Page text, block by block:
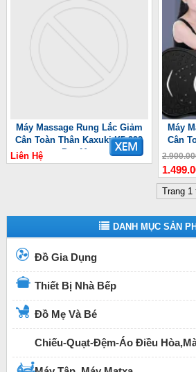
Máy Massage Rung Lắc Giảm
Cân Toàn Thân Kaxuki K5 999
Pro Max
Liên Hệ
Máy
Cân
Trang 1
DANH MỤC SẢN
Đồ Gia Dụng
Thiết Bị Nhà Bếp
Đồ Mẹ Và Bé
Chiếu-Quạt-Đệm-Áo Điều